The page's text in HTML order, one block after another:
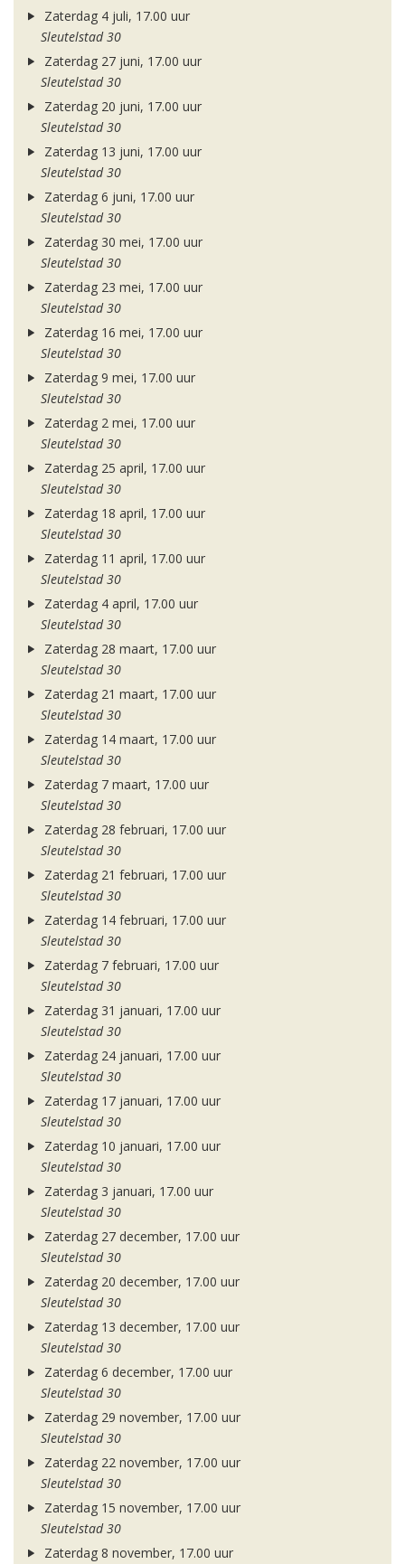
Zaterdag 4 juli, 17.00 uur
Sleutelstad 30
Zaterdag 27 juni, 17.00 uur
Sleutelstad 30
Zaterdag 20 juni, 17.00 uur
Sleutelstad 30
Zaterdag 13 juni, 17.00 uur
Sleutelstad 30
Zaterdag 6 juni, 17.00 uur
Sleutelstad 30
Zaterdag 30 mei, 17.00 uur
Sleutelstad 30
Zaterdag 23 mei, 17.00 uur
Sleutelstad 30
Zaterdag 16 mei, 17.00 uur
Sleutelstad 30
Zaterdag 9 mei, 17.00 uur
Sleutelstad 30
Zaterdag 2 mei, 17.00 uur
Sleutelstad 30
Zaterdag 25 april, 17.00 uur
Sleutelstad 30
Zaterdag 18 april, 17.00 uur
Sleutelstad 30
Zaterdag 11 april, 17.00 uur
Sleutelstad 30
Zaterdag 4 april, 17.00 uur
Sleutelstad 30
Zaterdag 28 maart, 17.00 uur
Sleutelstad 30
Zaterdag 21 maart, 17.00 uur
Sleutelstad 30
Zaterdag 14 maart, 17.00 uur
Sleutelstad 30
Zaterdag 7 maart, 17.00 uur
Sleutelstad 30
Zaterdag 28 februari, 17.00 uur
Sleutelstad 30
Zaterdag 21 februari, 17.00 uur
Sleutelstad 30
Zaterdag 14 februari, 17.00 uur
Sleutelstad 30
Zaterdag 7 februari, 17.00 uur
Sleutelstad 30
Zaterdag 31 januari, 17.00 uur
Sleutelstad 30
Zaterdag 24 januari, 17.00 uur
Sleutelstad 30
Zaterdag 17 januari, 17.00 uur
Sleutelstad 30
Zaterdag 10 januari, 17.00 uur
Sleutelstad 30
Zaterdag 3 januari, 17.00 uur
Sleutelstad 30
Zaterdag 27 december, 17.00 uur
Sleutelstad 30
Zaterdag 20 december, 17.00 uur
Sleutelstad 30
Zaterdag 13 december, 17.00 uur
Sleutelstad 30
Zaterdag 6 december, 17.00 uur
Sleutelstad 30
Zaterdag 29 november, 17.00 uur
Sleutelstad 30
Zaterdag 22 november, 17.00 uur
Sleutelstad 30
Zaterdag 15 november, 17.00 uur
Sleutelstad 30
Zaterdag 8 november, 17.00 uur